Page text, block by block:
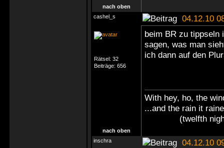
nach oben
cashel_s
04.12.10
Rätsel: 32
Beiträge: 656
beim BR zu
sagen, was man
ich dann auf den
With hey, ho, the
...and the rain it
(twelfth
nach oben
inschra
04.12.10